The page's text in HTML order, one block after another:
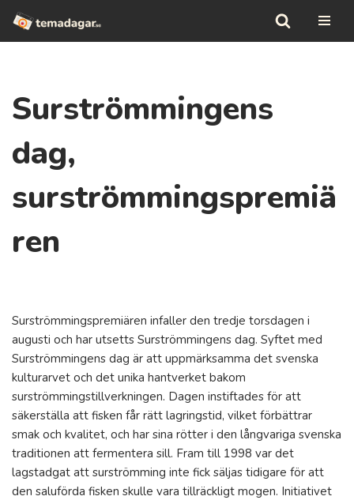
Hoppa
Surströmmingens
dag,
surströmmingspremiä
ren
Surströmmingspremiären infaller den tredje torsdagen i
augusti och har utsetts Surströmmingens dag. Syftet med
Surströmmingens dag är att uppmärksamma det svenska
kulturarvet och det unika hantverket bakom
surströmmingstillverkningen. Dagen instiftades för att
säkerställa att fisken får rätt lagringstid, vilket förbättrar
smak och kvalitet, och har sina rötter i den långvariga svenska
traditionen att fermentera sill. Fram till 1998 var det
lagstadgat att surströmming inte fick säljas tidigare för att
den saluförda fisken skulle vara tillräckligt mogen. Initiativet